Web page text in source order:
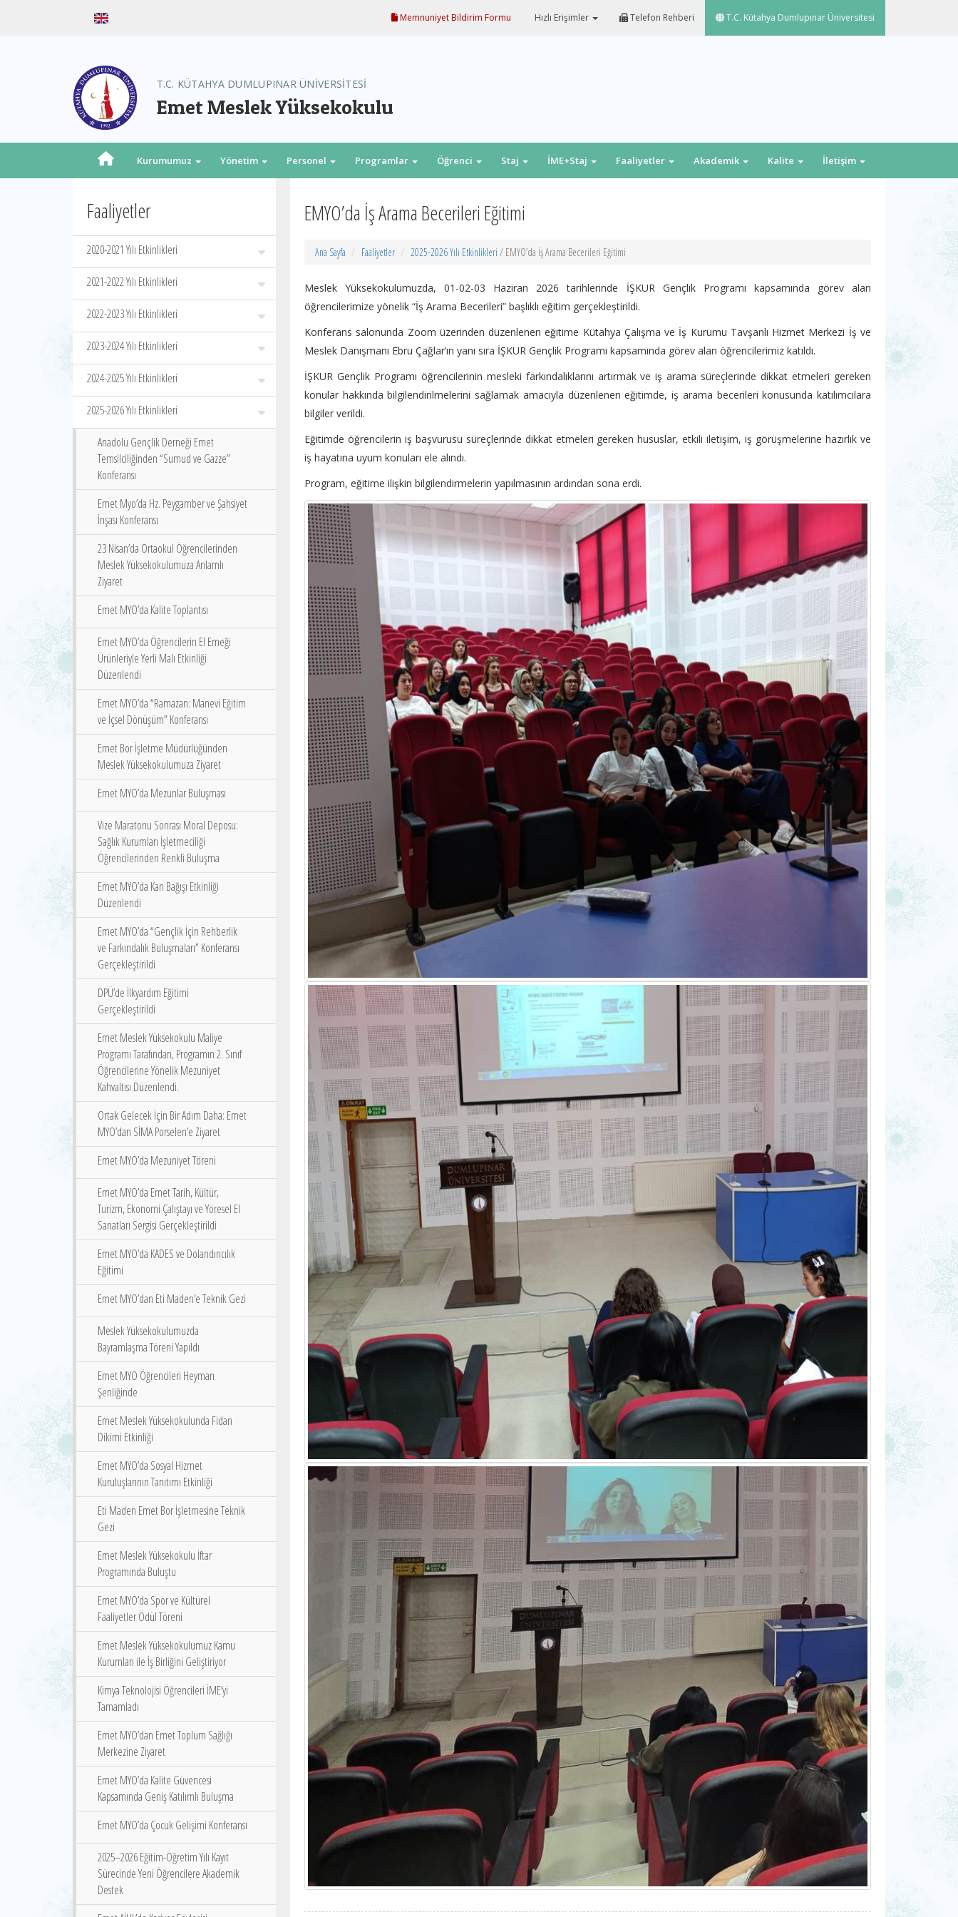
Memnuniyet Bildirim Formu Hızlı Erişimler Telefon Rehberi T.C. Kütahya Dumlupınar Üniversitesi
T.C. KÜTAHYA DUMLUPINAR ÜNİVERSİTESİ
Emet Meslek Yüksekokulu
Kurumumuz Yönetim Personel Programlar Öğrenci Staj İME+Staj Faaliyetler Akademik Kalite İletişim
Faaliyetler
2020-2021 Yılı Etkinlikleri
2021-2022 Yılı Etkinlikleri
2022-2023 Yılı Etkinlikleri
2023-2024 Yılı Etkinlikleri
2024-2025 Yılı Etkinlikleri
2025-2026 Yılı Etkinlikleri
Anadolu Gençlik Derneği Emet
Temsilciliğinden “Sumud ve Gazze”
Konferansı
Emet Myo’da Hz. Peygamber ve Şahsiyet
İnşası Konferansı
23 Nisan’da Ortaokul Öğrencilerinden
Meslek Yüksekokulumuza Anlamlı
Ziyaret
Emet MYO’da Kalite Toplantısı
Emet MYO’da Öğrencilerin El Emeği
Ürünleriyle Yerli Malı Etkinliği
Düzenlendi
Emet MYO’da “Ramazan: Manevi Eğitim
ve İçsel Dönüşüm” Konferansı
Emet Bor İşletme Müdürlüğünden
Meslek Yüksekokulumuza Ziyaret
Emet MYO’da Mezunlar Buluşması
Vize Maratonu Sonrası Moral Deposu:
Sağlık Kurumları İşletmeciliği
Öğrencilerinden Renkli Buluşma
Emet MYO’da Kan Bağışı Etkinliği
Düzenlendi
Emet MYO’da “Gençlik İçin Rehberlik
ve Farkındalık Buluşmaları” Konferansı
Gerçekleştirildi
DPÜ’de İlkyardım Eğitimi
Gerçekleştirildi
Emet Meslek Yüksekokulu Maliye
Programı Tarafından, Programın 2. Sınıf
Öğrencilerine Yönelik Mezuniyet
Kahvaltısı Düzenlendi.
Ortak Gelecek İçin Bir Adım Daha: Emet
MYO’dan SİMA Porselen’e Ziyaret
Emet MYO’da Mezuniyet Töreni
Emet MYO’da Emet Tarih, Kültür,
Turizm, Ekonomi Çalıştayı ve Yöresel El
Sanatları Sergisi Gerçekleştirildi
Emet MYO’da KADES ve Dolandırıcılık
Eğitimi
Emet MYO’dan Eti Maden’e Teknik Gezi
Meslek Yüksekokulumuzda
Bayramlaşma Töreni Yapıldı
Emet MYO Öğrencileri Heyman
Şenliğinde
Emet Meslek Yüksekokulunda Fidan
Dikimi Etkinliği
Emet MYO’da Sosyal Hizmet
Kuruluşlarının Tanıtımı Etkinliği
Eti Maden Emet Bor İşletmesine Teknik
Gezi
Emet Meslek Yüksekokulu İftar
Programında Buluştu
Emet MYO’da Spor ve Kültürel
Faaliyetler Ödül Töreni
Emet Meslek Yüksekokulumuz Kamu
Kurumları ile İş Birliğini Geliştiriyor
Kimya Teknolojisi Öğrencileri İME’yi
Tamamladı
Emet MYO’dan Emet Toplum Sağlığı
Merkezine Ziyaret
Emet MYO’da Kalite Güvencesi
Kapsamında Geniş Katılımlı Buluşma
Emet MYO’da Çocuk Gelişimi Konferansı
2025–2026 Eğitim-Öğretim Yılı Kayıt
Sürecinde Yeni Öğrencilere Akademik
Destek
EMYO’da İş Arama Becerileri Eğitimi
Ana Sayfa Faaliyetler 2025-2026 Yılı Etkinlikleri / EMYO’da İş Arama Becerileri Eğitimi
Meslek Yüksekokulumuzda, 01-02-03 Haziran 2026 tarihlerinde İŞKUR Gençlik Programı kapsamında görev alan
öğrencilerimize yönelik “İş Arama Becerileri” başlıklı eğitim gerçekleştirildi.
Konferans salonunda Zoom üzerinden düzenlenen eğitime Kütahya Çalışma ve İş Kurumu Tavşanlı Hizmet Merkezi İş ve
Meslek Danışmanı Ebru Çağlar’ın yanı sıra İŞKUR Gençlik Programı kapsamında görev alan öğrencilerimiz katıldı.
İŞKUR Gençlik Programı öğrencilerinin mesleki farkındalıklarını artırmak ve iş arama süreçlerinde dikkat etmeleri gereken
konular hakkında bilgilendirilmelerini sağlamak amacıyla düzenlenen eğitimde, iş arama becerileri konusunda katılımcılara
bilgiler verildi.
Eğitimde öğrencilerin iş başvurusu süreçlerinde dikkat etmeleri gereken hususlar, etkili iletişim, iş görüşmelerine hazırlık ve
iş hayatına uyum konuları ele alındı.
Program, eğitime ilişkin bilgilendirmelerin yapılmasının ardından sona erdi.